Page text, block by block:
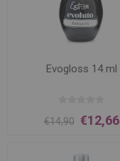
Evogloss 14 ml
€14,90 €12,66